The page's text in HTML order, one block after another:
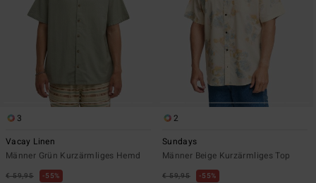
3
Vacay Linen
Männer Grün Kurzärmliges Hemd
€ 59,95 55%
2
Sundays
Männer Beige Kurzärmliges Top
€ 59,95 55%